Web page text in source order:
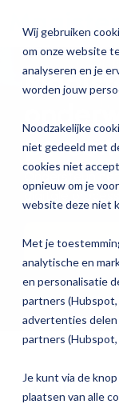
Wij gebruiken
om onze website
analyseren en je
worden jouw
Noodzakelijke
niet gedeeld met
cookies niet
opnieuw om je
website deze niet
Met je
analytische en
en personalisatie
partners (Hubspot,
advertenties
partners
Je kunt via de
plaatsen van alle
verder
Onze
Magister MX
Aanmelden
& verzuim
Magister is
Docenten
Onderwijsondersteunend personeel
Leerlingen
Ouders
Onze
Check-up
Quickscan
Applicatiebeheer
Overstappen
Over
Actueel
Magister
Over ons
Werken bij
Media & Pers
Ondersteun
digitale
Ontdek
Welkom